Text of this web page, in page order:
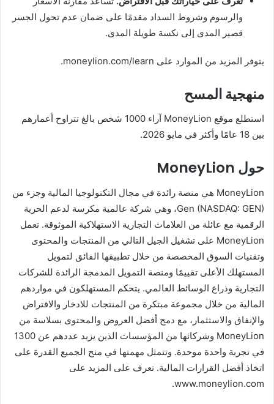
والرسوم وشروط السداد مقدمًا على ضمان عدم تحول الجسر
قصير المدى إلى نكسة طويلة المدى.
يتوفر المزيد من الموارد على moneylion.com/learn.
منهجية المسح
استطلع موقع MoneyLion آراء 1000 شخص بالغ تتراوح أعمارهم
بين 18 عامًا وأكثر في مايو 2026.
حول MoneyLion
MoneyLion هي منصة رائدة في مجال التكنولوجيا المالية وجزء من
Gen (NASDAQ: GEN)، وهي شركة عالمية مكرسة لدعم الحرية
الرقمية مع عائلة من العلامات التجارية الاستهلاكية الموثوقة. تعمل
MoneyLion على تشغيل الجيل التالي من المنتجات والمحتوى
وتقنيات السوق المخصصة من خلال تطبيقها الفائق لتمويل
المستهلك الأعلى تقييمًا ومنصة التمويل المدمجة الرائدة للشركات
التجارية وذراع الوسائط العالمي. يتحكم المستهلكون في مواردهم
المالية من خلال مجموعة مبتكرة من المنتجات للادخار والاقتراض
والإنفاق والاستثمار، مع دمج أفضل العروض والمحتوى بسلاسة من
MoneyLion وشركائها من المؤسسات الذين يزيد عددهم عن 1300
في تجربة واحدة موحدة. وتتمثل مهمتها في منح الجميع القدرة على
اتخاذ أفضل القرارات المالية. تعرف على المزيد على
www.moneylion.com.